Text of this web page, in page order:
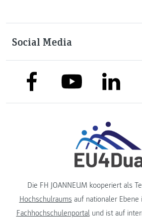
Social Media
link to facebooklink to youtubelink to
Die FH JOANNEUM kooperiert als
Hochschulraums auf nationaler Ebene
Fachhochschulenportalund ist auf